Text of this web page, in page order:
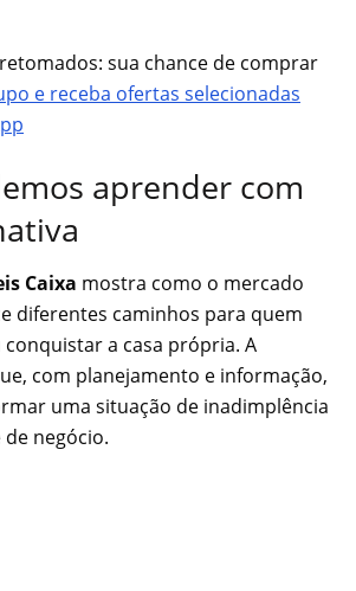
sua chance de comprar
e receba ofertas selecionadas
aprender com
Caixa mostra como o mercado
diferentes caminhos para quem
a casa própria. A
com planejamento e informação,
uma situação de inadimplência
negócio.